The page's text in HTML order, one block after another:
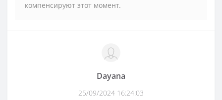
компенсируют этот момент.
Dayana
25/09/2024 16:24:03